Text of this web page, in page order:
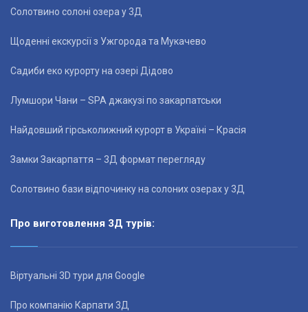
Солотвино солоні озера у 3Д
Щоденні екскурсії з Ужгорода та Мукачево
Садиби еко курорту на озері Дідово
Лумшори Чани – SPA джакузі по закарпатськи
Найдовший гірськолижний курорт в Україні – Красія
Замки Закарпаття – 3Д формат перегляду
Солотвино бази відпочинку на солоних озерах у 3Д
Про виготовлення 3Д турів:
Віртуальні 3D тури для Google
Про компанію Карпати 3Д